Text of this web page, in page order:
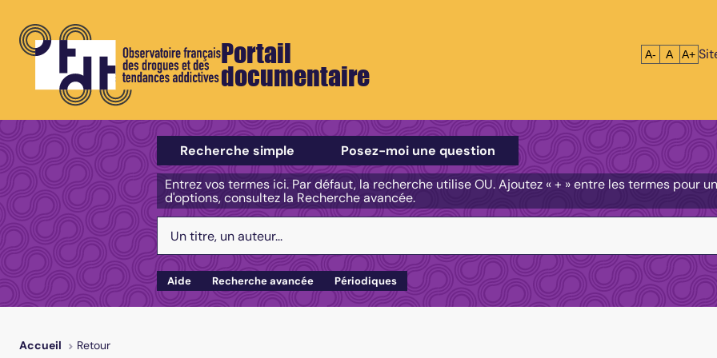
Portail
documentaire
Réduire le
A- A A+
Sélectionner un type de recherche
Recherche simple
Posez-moi une question
Entrez vos termes ici. Par défaut, la recherche utilise OU. Ajoutez « + » entre les termes pour
d'options, consultez la Recherche avancée.
Aide Recherche avancée Périodiques
Accueil Retour